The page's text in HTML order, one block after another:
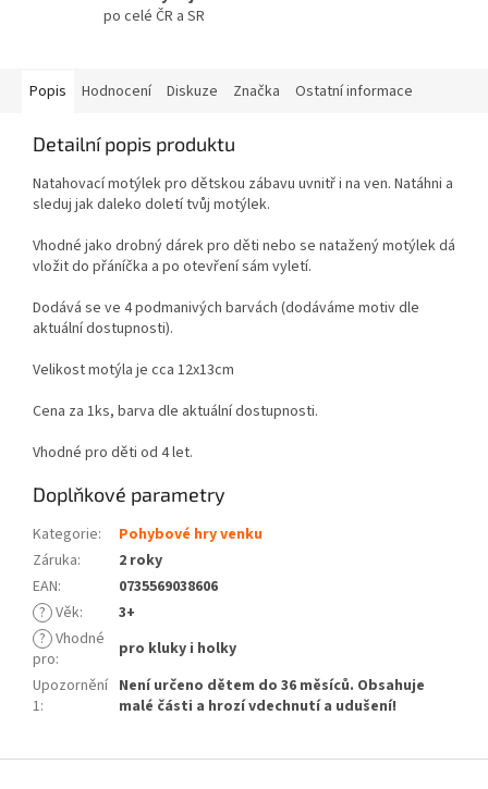
po celé ČR a SR
Popis Hodnocení Diskuze Značka Ostatní informace
Detailní popis produktu
Natahovací motýlek pro dětskou zábavu uvnitř i na ven. Natáhni a
sleduj jak daleko doletí tvůj motýlek.
Vhodné jako drobný dárek pro děti nebo se natažený motýlek dá
vložit do přáníčka a po otevření sám vyletí.
Dodává se ve 4 podmanivých barvách (dodáváme motiv dle
aktuální dostupnosti).
Velikost motýla je cca 12x13cm
Cena za 1ks, barva dle aktuální dostupnosti.
Vhodné pro děti od 4 let.
Doplňkové parametry
Kategorie:
Pohybové hry venku
Záruka:
2 roky
EAN:
0735569038606
? Věk:
3+
? Vhodné
pro:
pro kluky i holky
Upozornění
1:
Není určeno dětem do 36 měsíců. Obsahuje
malé části a hrozí vdechnutí a udušení!